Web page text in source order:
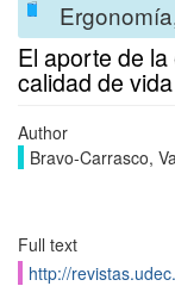
El aporte de
calidad de
Author
Bravo-Carrasco,
Full text
http://